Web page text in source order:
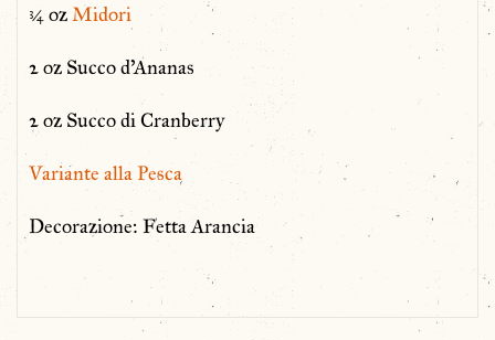
¾ ozMidori
2 oz Succo d’Ananas
2 oz Succo di Cranberry
Variante alla Pesca
Decorazione: Fetta Arancia